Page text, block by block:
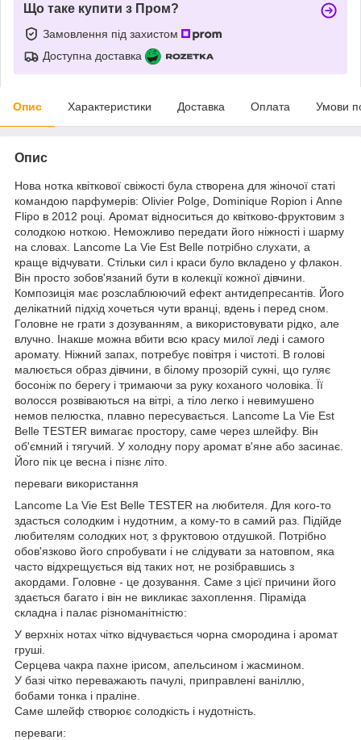
Що таке купити з Пром?
Замовлення під захистом
Доступна доставка
Опис Характеристики Доставка Оплата Умови
Опис
Нова нотка квіткової свіжості була створена для жіночої статі
командою парфумерів: Olivier Polge, Dominique Ropion і Anne
Flipo в 2012 році. Аромат відноситься до квітково-фруктовим з
солодкою ноткою. Неможливо передати його ніжності і шарму
на словах. Lancome La Vie Est Belle потрібно слухати, а
краще відчувати. Стільки сил і краси було вкладено у флакон.
Він просто зобов'язаний бути в колекції кожної дівчини.
Композиція має розслаблюючий ефект антидепресантів. Його
делікатний підхід хочеться чути вранці, вдень і перед сном.
Головне не грати з дозуванням, а використовувати рідко, але
влучно. Інакше можна вбити всю красу милої леді і самого
аромату. Ніжний запах, потребує повітря і чистоті. В голові
малюється образ дівчини, в білому прозорій сукні, що гуляє
босоніж по берегу і тримаючи за руку коханого чоловіка. Її
волосся розвіваються на вітрі, а тіло легко і невимушено
немов пелюстка, плавно пересувається. Lancome La Vie Est
Belle TESTER вимагає простору, саме через шлейфу. Він
об'ємний і тягучий. У холодну пору аромат в'яне або засинає.
Його пік це весна і пізнє літо.
переваги використання
Lancome La Vie Est Belle TESTER на любителя. Для кого-то
здасться солодким і нудотним, а кому-то в самий раз. Підійде
любителям солодких нот, з фруктовою отдушкой. Потрібно
обов'язково його спробувати і не слідувати за натовпом, яка
часто відхрещується від таких нот, не розібравшись з
акордами. Головне - це дозування. Саме з цієї причини його
здається багато і він не викликає захоплення. Піраміда
складна і палає різноманітністю:
У верхніх нотах чітко відчувається чорна смородина і аромат
груші.
Серцева чакра пахне ірисом, апельсином і жасмином.
У базі чітко переважають пачулі, приправлені ваніллю,
бобами тонка і праліне.
Саме шлейф створює солодкість і нудотність.
переваги: